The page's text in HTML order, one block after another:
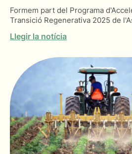
Formem part del Programa
Transició Regenerativa 2025 de
Llegir la notícia